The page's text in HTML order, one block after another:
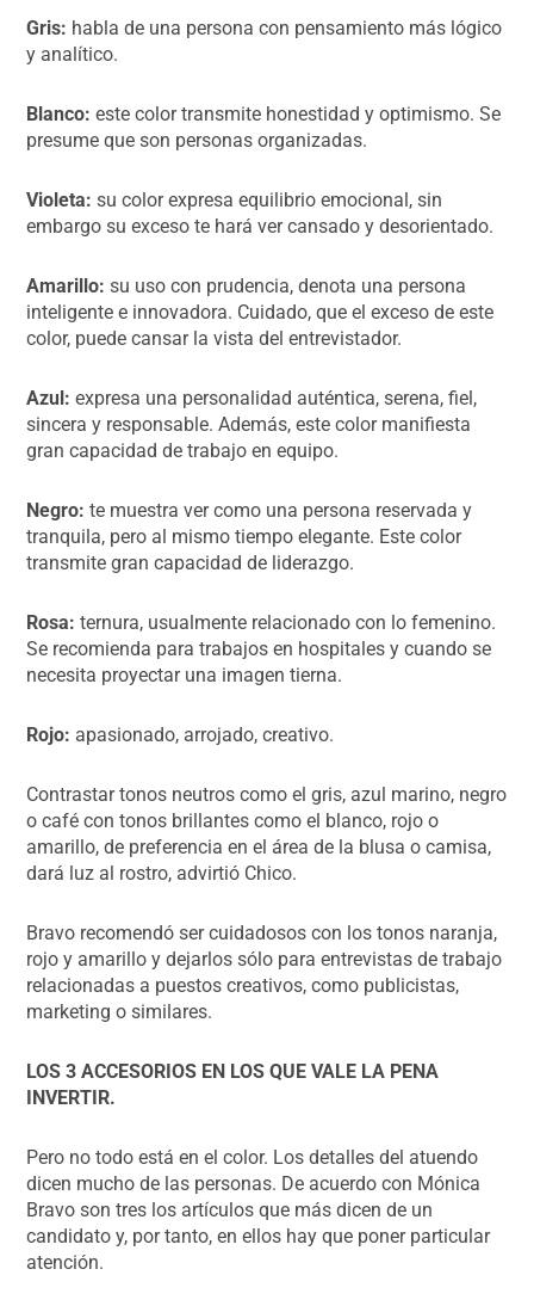
Gris: habla de una persona con pensamiento más lógico
y analítico.
Blanco: este color transmite honestidad y optimismo. Se
presume que son personas organizadas.
Violeta: su color expresa equilibrio emocional, sin
embargo su exceso te hará ver cansado y desorientado.
Amarillo: su uso con prudencia, denota una persona
inteligente e innovadora. Cuidado, que el exceso de este
color, puede cansar la vista del entrevistador.
Azul: expresa una personalidad auténtica, serena, fiel,
sincera y responsable. Además, este color manifiesta
gran capacidad de trabajo en equipo.
Negro: te muestra ver como una persona reservada y
tranquila, pero al mismo tiempo elegante. Este color
transmite gran capacidad de liderazgo.
Rosa: ternura, usualmente relacionado con lo femenino.
Se recomienda para trabajos en hospitales y cuando se
necesita proyectar una imagen tierna.
Rojo: apasionado, arrojado, creativo.
Contrastar tonos neutros como el gris, azul marino, negro
o café con tonos brillantes como el blanco, rojo o
amarillo, de preferencia en el área de la blusa o camisa,
dará luz al rostro, advirtió Chico.
Bravo recomendó ser cuidadosos con los tonos naranja,
rojo y amarillo y dejarlos sólo para entrevistas de trabajo
relacionadas a puestos creativos, como publicistas,
marketing o similares.
LOS 3 ACCESORIOS EN LOS QUE VALE LA PENA
INVERTIR.
Pero no todo está en el color. Los detalles del atuendo
dicen mucho de las personas. De acuerdo con Mónica
Bravo son tres los artículos que más dicen de un
candidato y, por tanto, en ellos hay que poner particular
atención.